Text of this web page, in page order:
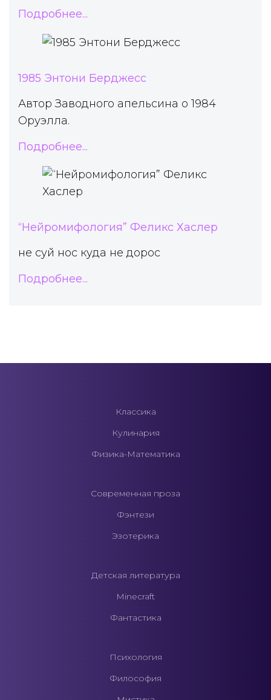
Подробнее...
1985 Энтони Берджесс
Автор Заводного апельсина о 1984
Оруэлла.
Подробнее...
“Нейромифология” Феликс Хаслер
не суй нос куда не дорос
Подробнее...
Классика
Кулинария
Физика-Математика
Современная проза
Фэнтези
Эзотерика
Детская литература
Minecraft
Фантастика
Психология
Философия